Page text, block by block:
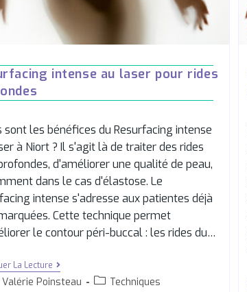
intense au laser pour rides
sont les bénéfices du Resurfacing intense
à Niort ? Il s'agit là de traiter des rides
d'améliorer une qualité de peau,
dans le cas d'élastose. Le
intense s'adresse aux patientes déjà
Cette technique permet
le contour péri-buccal : les rides du…
La Lecture
Valérie Poinsteau Techniques